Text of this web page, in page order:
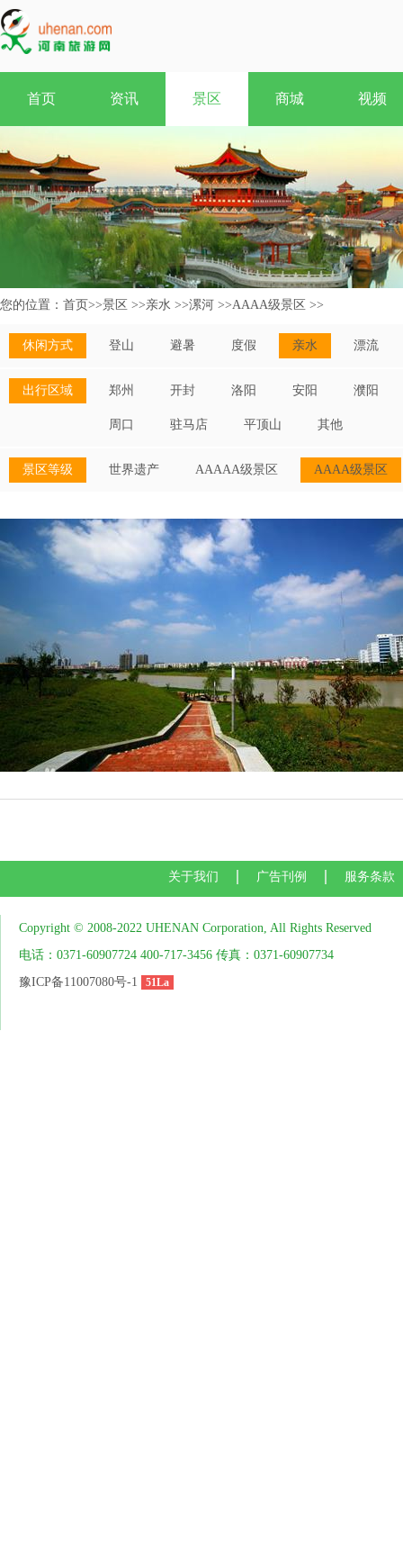
首页 资讯 景区 商城 视频
您的位置： 首页>>景区 >>亲水 >>漯河 >>AAAA级景区 >>
休闲方式 登山 避暑 度假 亲水 漂流
出行区域 郑州 开封 洛阳 安阳 濮阳
周口 驻马店 平顶山 其他
景区等级 世界遗产 AAAAA级景区 AAAA级景区
关于我们 广告刊例 服务条款
Copyright © 2008-2022 UHENAN Corporation, All Rights Reserved
电话：0371-60907724 400-717-3456 传真：0371-60907734
豫ICP备11007080号-1
51La